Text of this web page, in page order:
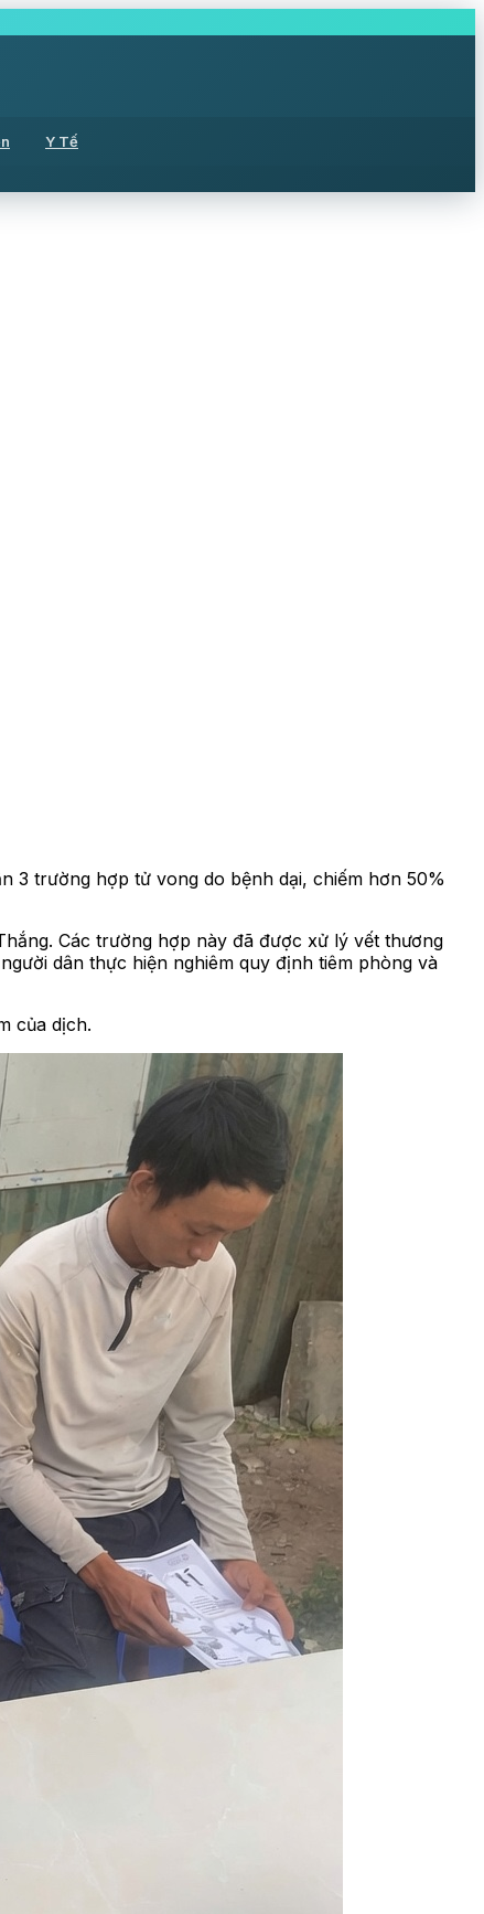
Y Tế
3 trường hợp tử vong do bệnh dại, chiếm hơn 50%
Các trường hợp này đã được xử lý vết thương
dân thực hiện nghiêm quy định tiêm phòng và
của dịch.